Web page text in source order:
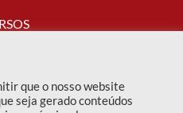
que o nosso website
seja gerado conteúdos